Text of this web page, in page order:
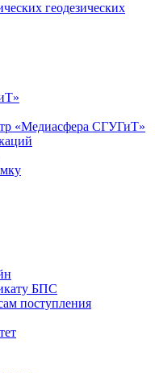
геодезических
«Медиасфера СГУГиТ»
БПС
поступления